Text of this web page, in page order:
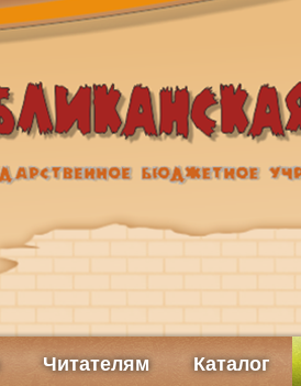
Читателям Каталог